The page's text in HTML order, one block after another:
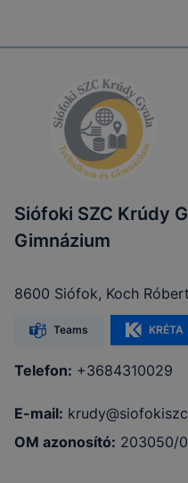
Siófoki SZC Krúdy
Gimnázium
8600 Siófok, Koch
Teams KRÉTA
Telefon: +3684310029
E-mail:
OM azonosító: 203050/